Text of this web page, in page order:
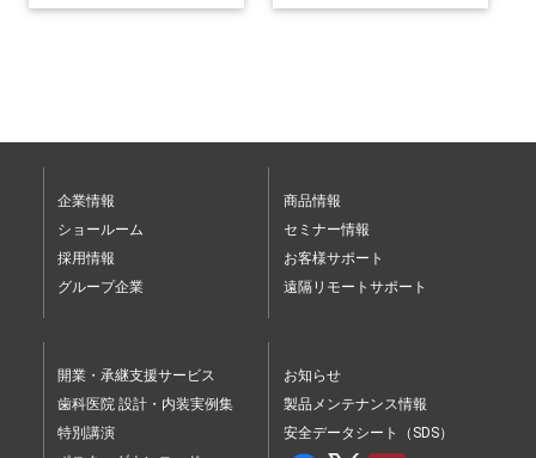
企業情報
ショールーム
採用情報
グループ企業
商品情報
セミナー情報
お客様サポート
遠隔リモートサポート
開業・承継支援サービス
歯科医院 設計・内装実例集
特別講演
お知らせ
製品メンテナンス情報
安全データシート（SDS）